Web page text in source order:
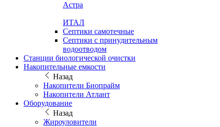
Астра
ИТАЛ
Септики самотечные
Септики с принудительным
водоотводом
Станции биологической очистки
Накопительные емкости
Назад
Накопители Биопрайм
Накопители Атлант
Оборудование
Назад
Жироуловители